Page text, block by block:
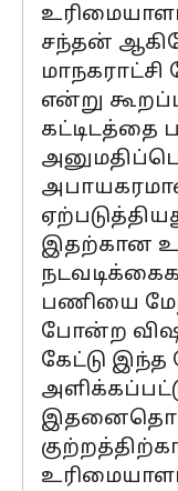
சந்தன்
என்று
கட்டிடத்தை
இதற்கான
பணியை
போன்ற
கேட்டு